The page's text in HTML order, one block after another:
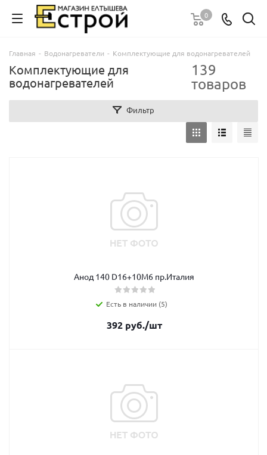
0
Главная - Водонагреватели - Комплектующие для водонагревателей
Комплектующие для
водонагревателей
139
товаров
Фильтр
Анод 140 D16+10M6 пр.Италия
Есть в наличии (5)
392руб./шт